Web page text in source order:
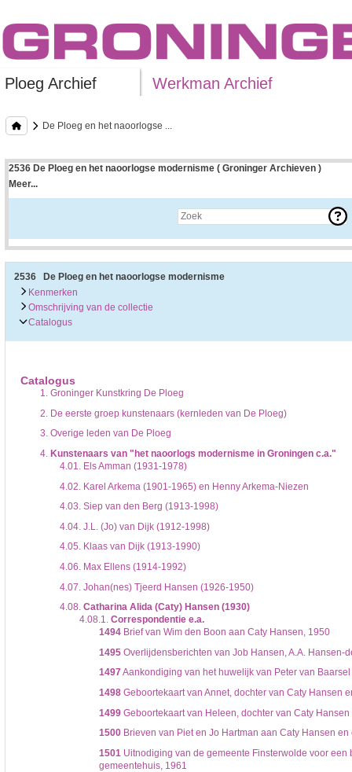
Ploeg Archief Werkman Archief
De Ploeg en het naoorlogse ...
2536 De Ploeg en het naoorlogse modernisme ( Groninger Archieven )
Meer...
Uitleg bij archieftoegang
Een archieftoegang geeft uitgebreide informatie over een bepaald archief.
• Kenmerken van het archief
• Inleiding op het archief
• Inventaris of plaatsingslijst
• Eventueel bijlagen
De kenmerken van het archief zijn o.m. de omvang, vindplaats,
De inleiding op het archief bevat interessante informatie over de
bevatten.
Bij het zoeken in de inventaris wordt de hiërarchie gevolgd. De rubrieken in
2536 De Ploeg en het naoorlogse modernisme
Kenmerken
Omschrijving van de collectie
Catalogus
Catalogus
1.Groninger Kunstkring De Ploeg
2.De eerste groep kunstenaars (kernleden van De Ploeg)
3.Overige leden van De Ploeg
4. Kunstenaars van "het naoorlogs modernisme in Groningen c.a."
4.01.Els Amman (1931-1978)
4.02. Karel Arkema (1901-1965) en Henny Arkema-Niezen
4.03.Siep van den Berg (1913-1998)
4.04.J.L. (Jo) van Dijk (1912-1998)
4.05.Klaas van Dijk (1913-1990)
4.06.Max Ellens (1914-1992)
4.07. Johan(nes) Tjeerd Hansen (1926-1950)
4.08. Catharina Alida (Caty) Hansen (1930)
4.08.1. Correspondentie e.a.
1494Brief van Wim den Boon aan Caty Hansen, 1950
1495Overlijdensberichten van Job Hansen, A.A. Hansen-
1497Aankondiging van het huwelijk van Peter van
1498Geboortekaart van Annet, dochter van Caty Hansen
1499Geboortekaart van Heleen, dochter van Caty
1500Brieven van Piet en Jo Hartman aan Caty Hansen
1501 Uitnodiging van de gemeente Finsterwolde voor
gemeentehuis, 1961